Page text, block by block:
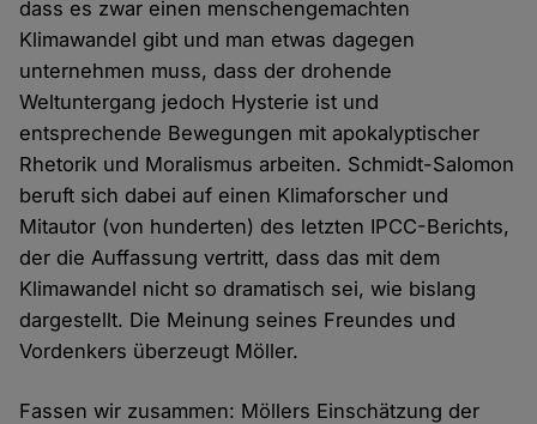
dass es zwar einen menschengemachten
Klimawandel gibt und man etwas dagegen
unternehmen muss, dass der drohende
Weltuntergang jedoch Hysterie ist und
entsprechende Bewegungen mit apokalyptischer
Rhetorik und Moralismus arbeiten. Schmidt-Salomon
beruft sich dabei auf einen Klimaforscher und
Mitautor (von hunderten) des letzten IPCC-Berichts,
der die Auffassung vertritt, dass das mit dem
Klimawandel nicht so dramatisch sei, wie bislang
dargestellt. Die Meinung seines Freundes und
Vordenkers überzeugt Möller.
Fassen wir zusammen: Möllers Einschätzung der